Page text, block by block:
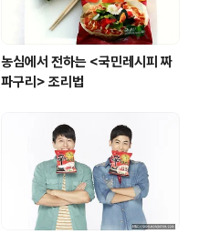
농심에서 전하는 <국민레시피 짜
파구리> 조리법